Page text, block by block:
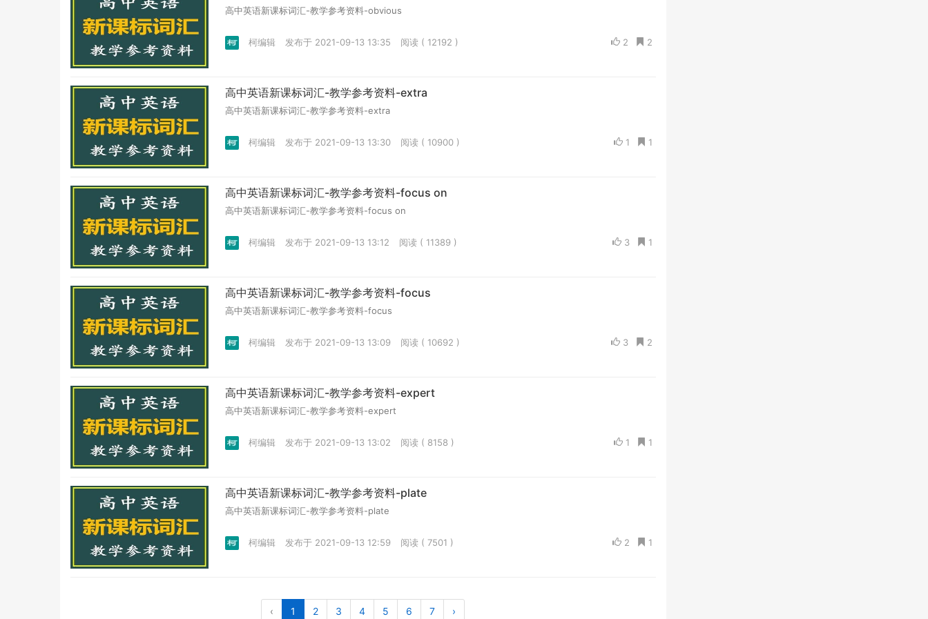
高中英语新课标词汇-教学参考资料-obvious
2
2
柯编辑 发布于 2021-09-13 13:35 阅读 ( 12192 )
高中英语新课标词汇-教学参考资料-extra
高中英语新课标词汇-教学参考资料-extra
1
1
柯编辑 发布于 2021-09-13 13:30 阅读 ( 10900 )
高中英语新课标词汇-教学参考资料-focus on
高中英语新课标词汇-教学参考资料-focus on
1
3
柯编辑 发布于 2021-09-13 13:12 阅读 ( 11389 )
高中英语新课标词汇-教学参考资料-focus
高中英语新课标词汇-教学参考资料-focus
2
3
柯编辑 发布于 2021-09-13 13:09 阅读 ( 10692 )
高中英语新课标词汇-教学参考资料-expert
高中英语新课标词汇-教学参考资料-expert
1
1
柯编辑 发布于 2021-09-13 13:02 阅读 ( 8158 )
高中英语新课标词汇-教学参考资料-plate
高中英语新课标词汇-教学参考资料-plate
1
2
柯编辑 发布于 2021-09-13 12:59 阅读 ( 7501 )
‹ 1 2 3 4 5 6 7 ›